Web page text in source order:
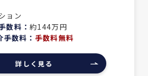
ョン
数料：約144万円
数料： 手数料無料
詳しく見る